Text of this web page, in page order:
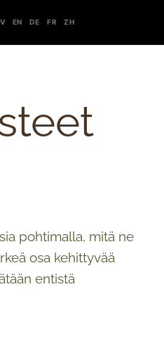
EN DE FR ZH
pohtimalla, mitä ne
osa kehittyvää
entistä